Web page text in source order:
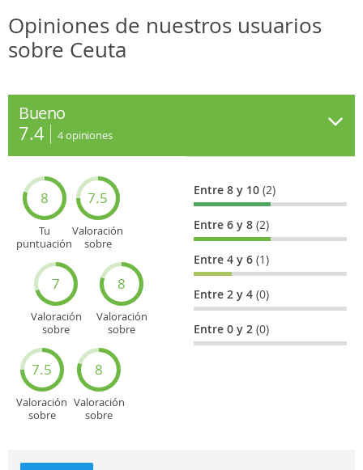
Opiniones de nuestros usuarios
sobre Ceuta
Bueno
7.4 4opiniones
8
Tu
puntuación
7.5
Valoración
sobre
7
Valoración
sobre
8
Valoración
sobre
turísticos
7.5
Valoración
sobre
8
Valoración
sobre
Entre 8 y 10(2)
Entre 6 y 8(2)
Entre 4 y 6(1)
Entre 2 y 4(0)
Entre 0 y 2(0)